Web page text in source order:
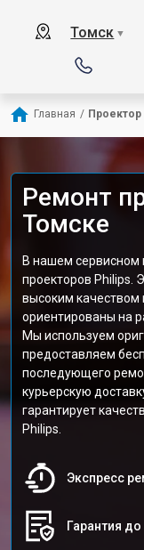
Томск ▼
Главная / Проектор
Ремонт
Томске
В нашем сервисном
проекторов Philips.
высоким
ориентированы на
Мы используем
предоставляем
последующего
курьерскую
гарантирует
Philips.
Экспресс
Гарантия